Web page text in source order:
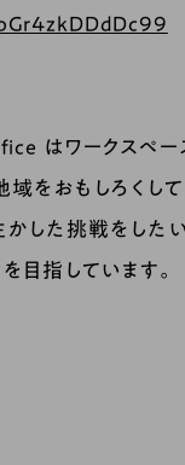
はワークスペー
をおもしろくし
した挑戦をした
目指しています。